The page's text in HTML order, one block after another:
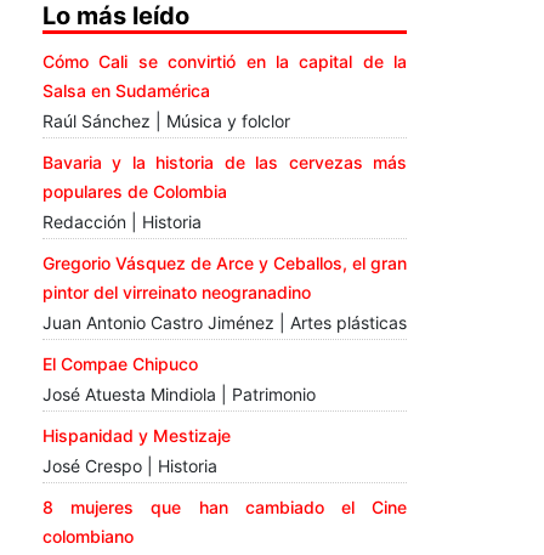
Lo más leído
Cómo Cali se convirtió en la capital de la
Salsa en Sudamérica
Raúl Sánchez | Música y folclor
Bavaria y la historia de las cervezas más
populares de Colombia
Redacción | Historia
Gregorio Vásquez de Arce y Ceballos, el gran
pintor del virreinato neogranadino
Juan Antonio Castro Jiménez | Artes plásticas
El Compae Chipuco
José Atuesta Mindiola | Patrimonio
Hispanidad y Mestizaje
José Crespo | Historia
8 mujeres que han cambiado el Cine
colombiano